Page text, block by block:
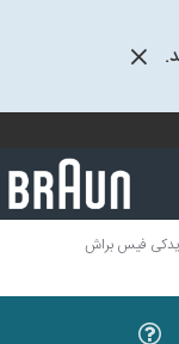
فیس براش